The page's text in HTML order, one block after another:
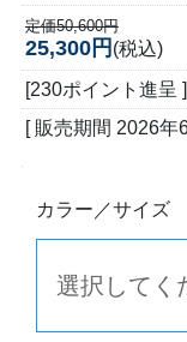
定価50,600円
25,300円 (税込)
[230ポイント進呈 ]
[ 販売期間 2026年
カラー／サイズ